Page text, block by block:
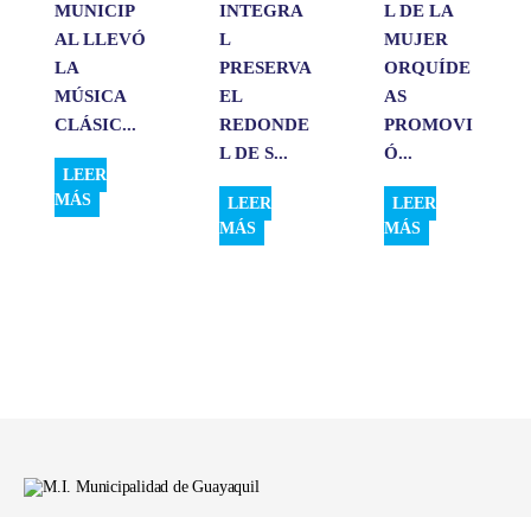
MUNICIP
AL LLEVÓ
LA
MÚSICA
CLÁSIC...
LEER
MÁS
INTEGRA
L
PRESERVA
EL
REDONDE
L DE S...
LEER
MÁS
L DE LA
MUJER
ORQUÍDE
AS
PROMOVI
Ó...
LEER
MÁS